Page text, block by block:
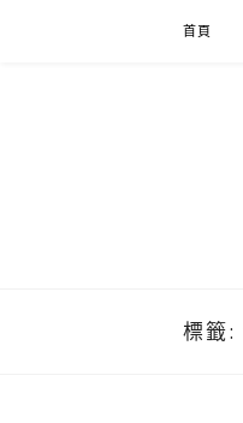
首頁
標籤: